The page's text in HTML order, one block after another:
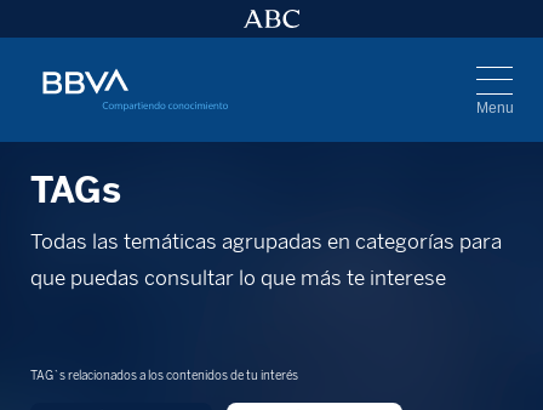
Menu
TAGs
Todas las temáticas agrupadas en categorías para
que puedas consultar lo que más te interese
TAG`s relacionados a los contenidos de tu interés